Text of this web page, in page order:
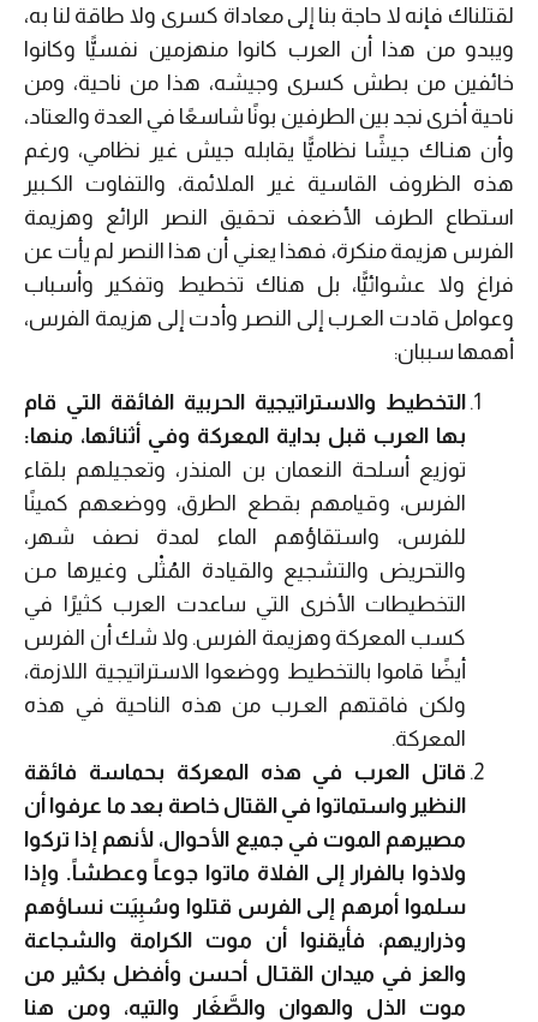
لقتلناك فإنه لا حاجة بنا إلى معاداة كسرى ولا طاقة لنا به،
ويبدو من هذا أن العرب كانوا منهزمين نفسيًّا وكانوا
خائفين من بطش كسرى وجيشه، هذا من ناحية، ومن
ناحية أخرى نجد بين الطرفين بونًا شاسعًا في العدة والعتاد،
وأن هنـاك جيشًا نظاميًّا يقابله جيش غير نظامي، ورغم
هذه الظروف القاسية غير الملائمة، والتفاوت الكـبير
استطاع الطرف الأضعف تحقيق النصر الرائع وهزيمة
الفرس هزيمة منكرة، فهذا يعني أن هذا النصر لم يأت عن
فراغ ولا عشوائيًّا، بل هناك تخطيط وتفكير وأسباب
وعوامل قادت العـرب إلى النصـر وأدت إلى هزيمة الفرس،
أهمها سببان:
التخطيط والاستراتيجية الحربية الفائقة التي قام
بها العرب قبل بداية المعركة وفي أثنائها، منها:
توزيع أسلحة النعمان بن المنذر، وتعجيلهم بلقاء
الفرس، وقيامهم بقطع الطرق، ووضعهم كمينًا
للفرس، واستقاؤهم الماء لمدة نصف شهر،
والتحريض والتشجيع والقيادة المُثْلى وغيرها مـن
التخطيطات الأخرى التي ساعدت العرب كثيرًا في
كسب المعركة وهزيمة الفرس. ولا شك أن الفرس
أيضًا قاموا بالتخطيط ووضعوا الاستراتيجية اللازمة،
ولكن فاقتهم العـرب من هذه الناحية في هذه
المعركة.
قاتل العرب في هذه المعركة بحماسة فائقة
النظير واستماتوا في القتال خاصة بعد ما عرفوا أن
مصيرهم الموت في جميع الأحوال، لأنهم إذا تركوا
ولاذوا بالفرار إلى الفلاة ماتوا جوعاً وعطشاً. وإذا
سلموا أمرهم إلى الفرس قتلوا وسُبِيَت نساؤهم
وذراريهم، فأيقنوا أن موت الكرامة والشجاعة
والعز في ميدان القتـال أحسن وأفضل بكثير من
موت الذل والهوان والصَّغَار والتيه، ومن هنا